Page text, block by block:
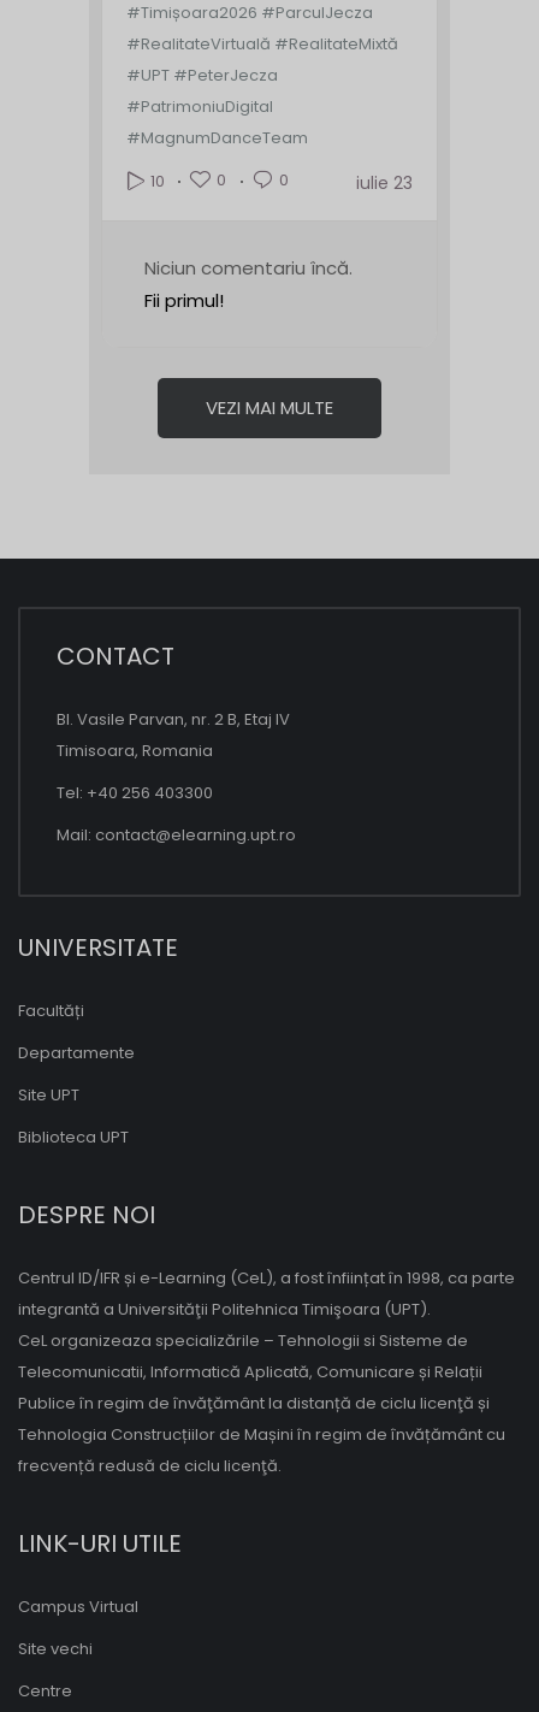
#Timișoara2026 #ParculJecza
#RealitateVirtuală #RealitateMixtă
#UPT #PeterJecza
#PatrimoniuDigital
#MagnumDanceTeam
10
0 0 iulie 23
Niciun comentariu încă.
Fii primul!
VEZI MAI MULTE
CONTACT
Bl. Vasile Parvan, nr. 2 B, Etaj IV
Timisoara, Romania
Tel: +40 256 403300
Mail: contact@elearning.upt.ro
UNIVERSITATE
Facultăți
Departamente
Site UPT
Biblioteca UPT
DESPRE NOI
Centrul ID/IFR și e-Learning (CeL), a fost înființat în 1998, ca parte
integrantă a Universităţii Politehnica Timişoara (UPT).
CeL organizeaza specializările – Tehnologii si Sisteme de
Telecomunicatii, Informatică Aplicată, Comunicare și Relații
Publice în regim de învăţământ la distanță de ciclu licenţă și
Tehnologia Construcțiilor de Mașini în regim de învățământ cu
frecvență redusă de ciclu licenţă.
LINK-URI UTILE
Campus Virtual
Site vechi
Centre